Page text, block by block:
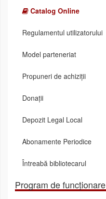
Catalog Online
Regulamentul utilizatorului
Model parteneriat
Propuneri de achiziții
Donații
Depozit Legal Local
Abonamente Periodice
Întreabă bibliotecarul
Program de funcționare